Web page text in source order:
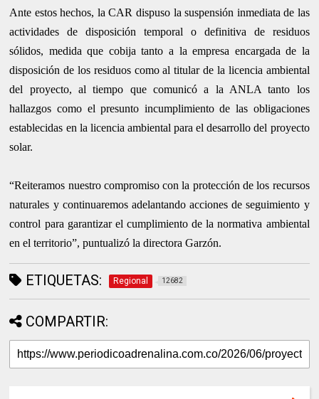
Ante estos hechos, la CAR dispuso la suspensión inmediata de las
actividades de disposición temporal o definitiva de residuos
sólidos, medida que cobija tanto a la empresa encargada de la
disposición de los residuos como al titular de la licencia ambiental
del proyecto, al tiempo que comunicó a la ANLA tanto los
hallazgos como el presunto incumplimiento de las obligaciones
establecidas en la licencia ambiental para el desarrollo del proyecto
solar.
“Reiteramos nuestro compromiso con la protección de los recursos
naturales y continuaremos adelantando acciones de seguimiento y
control para garantizar el cumplimiento de la normativa ambiental
en el territorio”, puntualizó la directora Garzón.
ETIQUETAS: Regional 12682
COMPARTIR: